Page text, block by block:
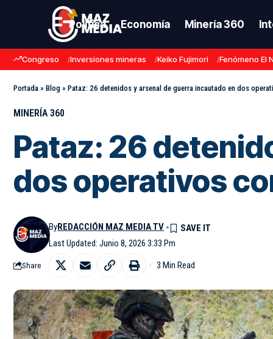
Política Economía Minería 360
Congreso Inversiones mineras Keiko Fujimori Fenómeno El
Portada » Blog » Pataz: 26 detenidos y arsenal de guerra incautado en dos
MINERÍA 360
Pataz: 26
dos operativos
Last Updated: Junio 8, 2026 3:33 Pm
ByREDACCIÓN MAZ MEDIA TV
Share 3 Min Read